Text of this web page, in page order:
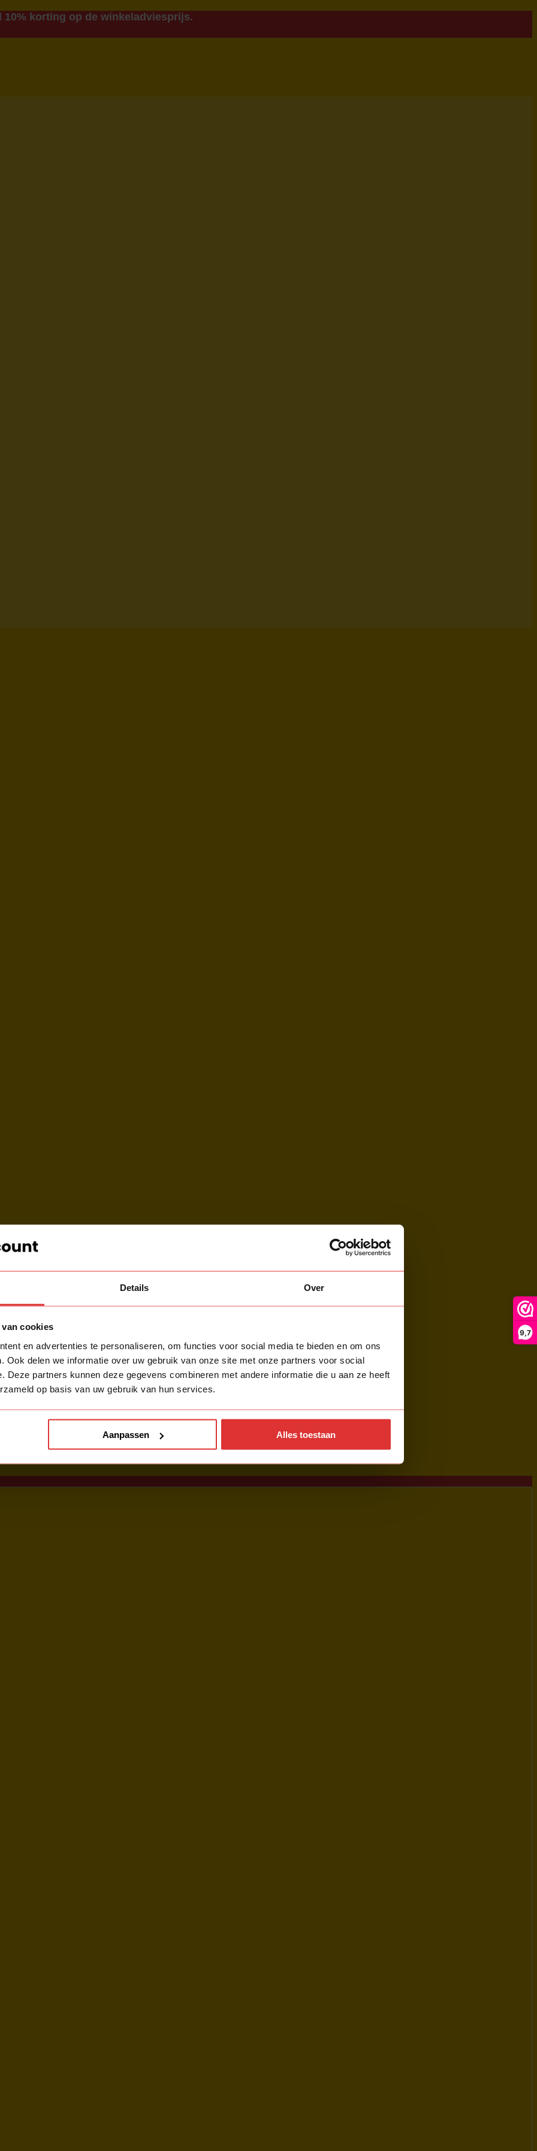
9,7
Details Over
cookies
en advertenties te personaliseren, om functies voor social media te bieden en om ons
Ook delen we informatie over uw gebruik van onze site met onze partners voor social
Deze partners kunnen deze gegevens combineren met andere informatie die u aan ze heeft
op basis van uw gebruik van hun services.
Aanpassen Alles toestaan
korting op de winkeladviesprijs.